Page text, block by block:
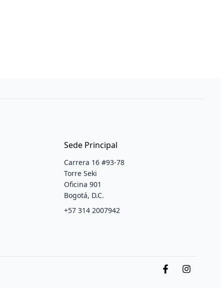
Sede Principal
Carrera 16 #93-78
Torre Seki
Oficina 901
Bogotá, D.C.
+57 314 2007942